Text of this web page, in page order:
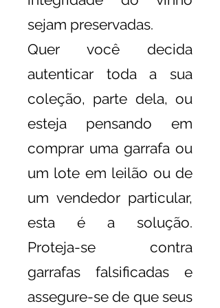
sejam preservadas.
Quer você decida
autenticar toda a sua
coleção, parte dela, ou
esteja pensando em
comprar uma garrafa ou
um lote em leilão ou de
um vendedor particular,
esta é a solução.
Proteja-se contra
garrafas falsificadas e
assegure-se de que seus